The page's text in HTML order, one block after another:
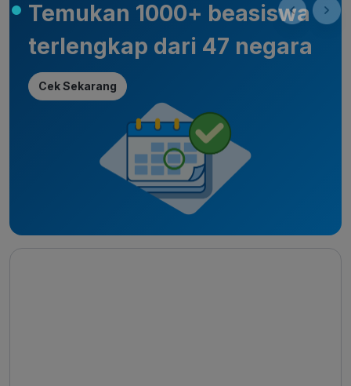
Temukan 1000+ beasiswa
terlengkap dari 47 negara
Cek Sekarang